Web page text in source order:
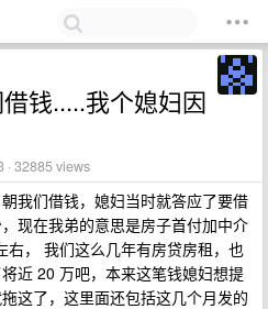
钱.....我个媳妇因
· 32885 views
我们借钱，媳妇当时就答应了要借
现在我弟的意思是房子首付加中介
， 我们这么几年有房贷房租，也
近 20 万吧，本来这笔钱媳妇想提
这了，这里面还包括这几个月发的